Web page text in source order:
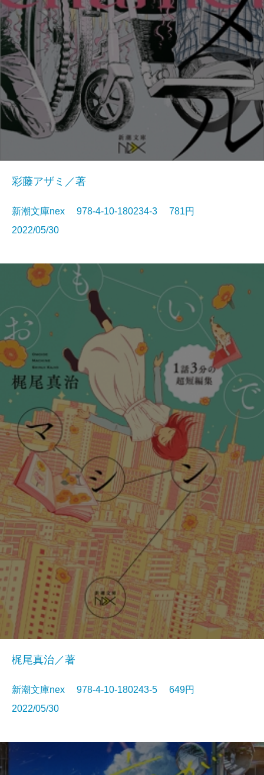
彩藤アザミ／著
新潮文庫nex 978-4-10-180234-3 781円
2022/05/30
梶尾真治／著
新潮文庫nex 978-4-10-180243-5 649円
2022/05/30